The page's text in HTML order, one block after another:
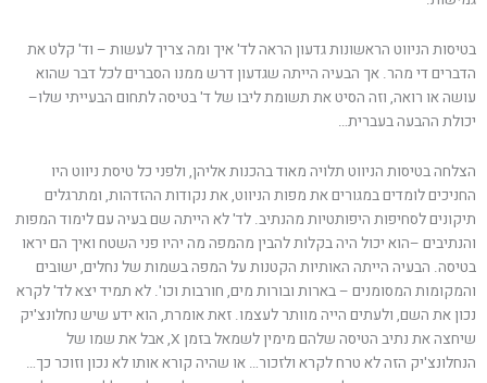
בטיסות הניווט הראשונות גדעון הראה לד' איך ומה צריך לעשות – וד' קלט את
הדברים די מהר. אך הבעיה הייתה שגדעון דרש ממנו הסברים לכל דבר שהוא
עושה או רואה, וזה הסיט את תשומת ליבו של ד' בטיסה לתחום הבעייתי שלו–
יכולת ההבעה בעברית…
הצלחה בטיסות הניווט תלויה מאוד בהכנות אליהן, ולפני כל טיסת ניווט היו
החניכים לומדים במגורים את מפות הניווט, את נקודות ההזדהות, ומתרגלים
תיקונים לסחיפות היפותטיות מהנתיב. לד' לא הייתה שם בעיה עם לימוד המפות
והנתיבים –הוא יכול היה בקלות להבין מהמפה מה יהיו פני השטח ואיך הם יראו
בטיסה. הבעיה הייתה האותיות הקטנות על המפה בשמות של נחלים, ישובים
והמקומות המסומנים – בארות ובורות מים, חורבות וכו'. לא תמיד יצא לד' לקרא
נכון את השם, ולעתים הייה מוותר לעצמו. זאת אומרת, הוא ידע שיש נחלונצ'יק
שיחצה את נתיב הטיסה שלהם מימין לשמאל בזמן X, אבל את שמו של
הנחלונצ'יק הזה לא טרח לקרא ולזכור… או שהיה קורא אותו לא נכון וזוכר כך…